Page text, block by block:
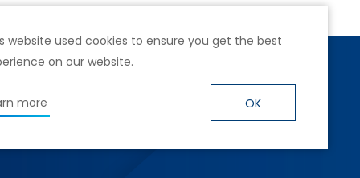
website used cookies to ensure you get the best
on our website.
more OK
4樓